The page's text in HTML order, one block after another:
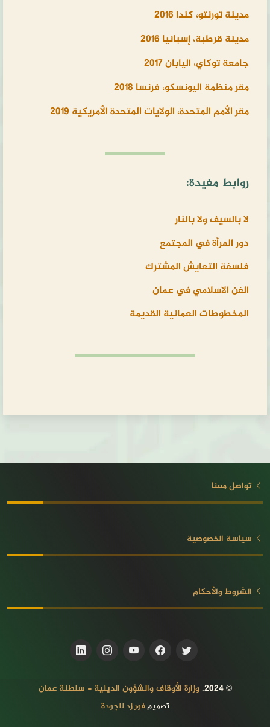
مدينة تورنتو، كندا 2016
مدينة قرطبة، إسبانيا 2016
جامعة توكاي، اليابان 2017
مقر منظمة اليونسكو، فرنسا 2018
مقر الأمم المتحدة، الولايات المتحدة الأمريكية 2019
روابط مفيدة:
لا بالسيف ولا بالنار
دور المرأة في المجتمع
فلسفة التعايش المشترك
الفن الاسلامي في عمان
المخطوطات العمانية القديمة
تواصل معنا
سياسة الخصوصية
الشروط والأحكام
© 2024. وزارة الأوقاف والشؤون الدينية - سلطنة عمان
تصميمفور زد للجودة